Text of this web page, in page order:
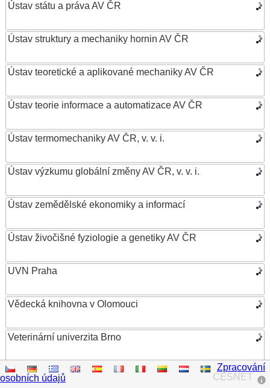
Ústav státu a práva AV ČR
Ústav struktury a mechaniky hornin AV ČR
Ústav teoretické a aplikované mechaniky AV ČR
Ústav teorie informace a automatizace AV ČR
Ústav termomechaniky AV ČR, v. v. i.
Ústav výzkumu globální změny AV ČR, v. v. i.
Ústav zemědělské ekonomiky a informací
Ústav živočišné fyziologie a genetiky AV ČR
UVN Praha
Vědecká knihovna v Olomouci
Veterinární univerzita Brno
VŠB – Technická univerzita Ostrava
CESNET
Zpracování
osobních údajů